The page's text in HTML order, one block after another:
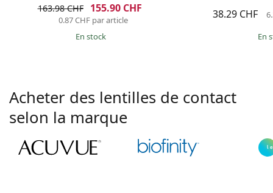
163.98 CHF 155.90 CHF
0.87 CHFpar article
en stock
38.29 CHF
en
Acheter des lentilles de contact
selon la marque